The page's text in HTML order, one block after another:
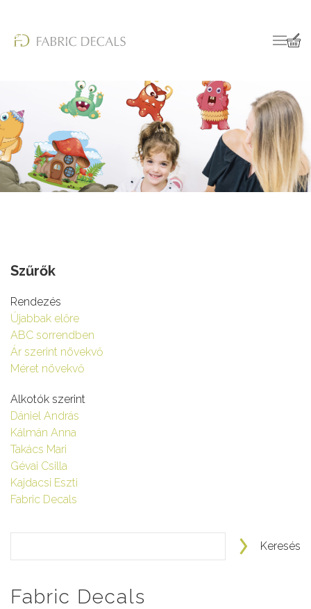
Szűrők
Rendezés
Újabbak előre
ABC sorrendben
Ár szerint növekvő
Méret növekvő
Alkotók szerint
Dániel András
Kálmán Anna
Takács Mari
Gévai Csilla
Kajdacsi Eszti
Fabric Decals
Keresés
Fabric Decals